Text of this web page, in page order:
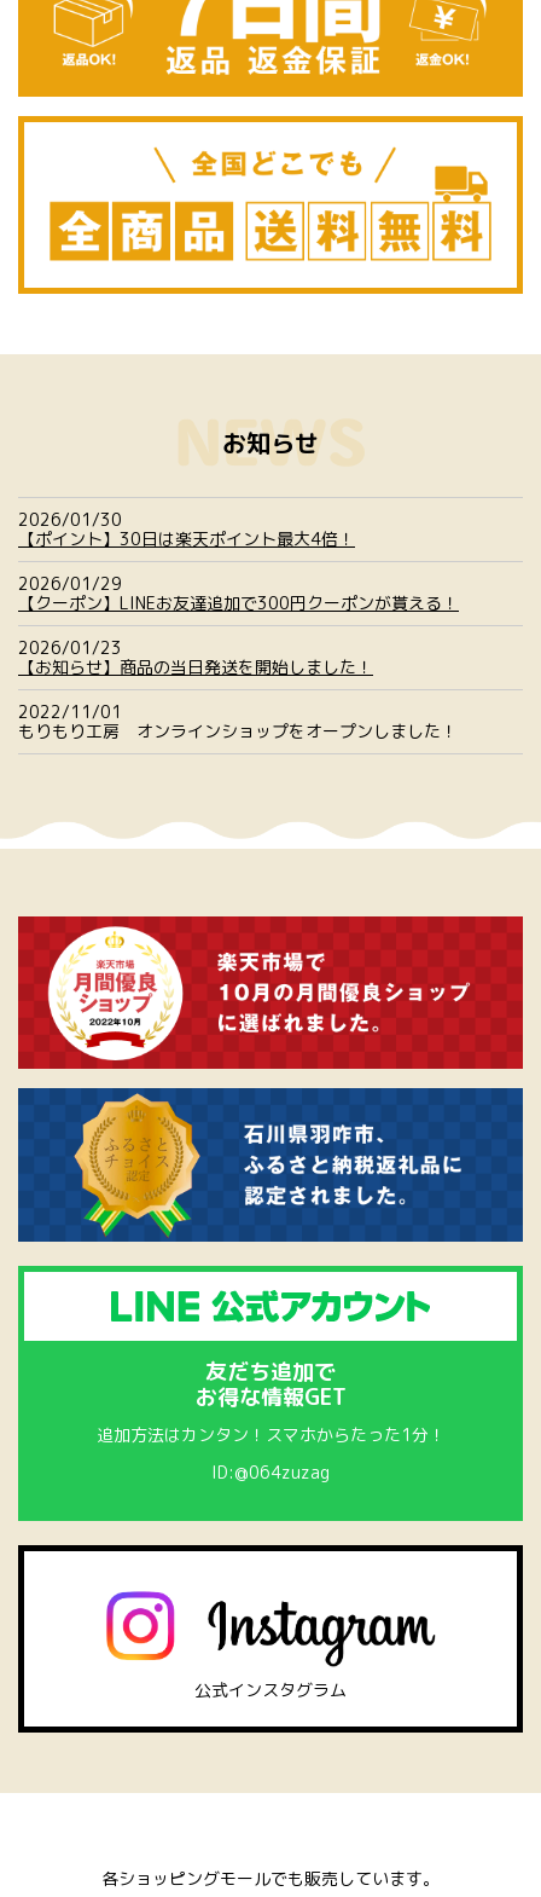
お知らせ
2026/01/30
【ポイント】30日は楽天ポイント最大4倍！
2026/01/29
【クーポン】LINEお友達追加で300円クーポンが貰える！
2026/01/23
【お知らせ】商品の当日発送を開始しました！
2022/11/01
もりもり工房 オンラインショップをオープンしました！
友だち追加で
お得な情報GET
追加方法はカンタン！スマホからたった1分！
ID:@064zuzag
公式インスタグラム
各ショッピングモールでも販売しています。